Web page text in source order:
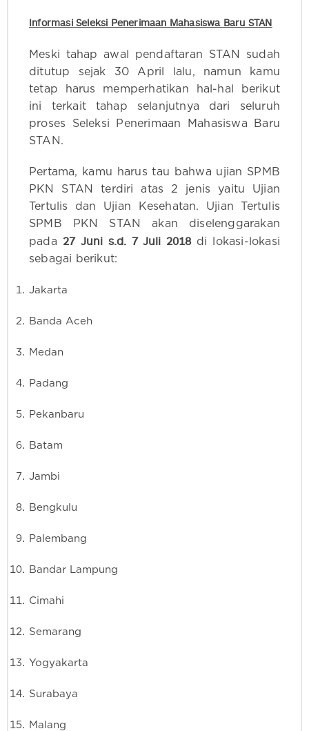
Informasi Seleksi Penerimaan Mahasiswa Baru STAN
Meski tahap awal pendaftaran STAN sudah
ditutup sejak 30 April lalu, namun kamu
tetap harus memperhatikan hal-hal berikut
ini terkait tahap selanjutnya dari seluruh
proses Seleksi Penerimaan Mahasiswa Baru
STAN.
Pertama, kamu harus tau bahwa ujian SPMB
PKN STAN terdiri atas 2 jenis yaitu Ujian
Tertulis dan Ujian Kesehatan. Ujian Tertulis
SPMB PKN STAN akan diselenggarakan
pada 27 Juni s.d. 7 Juli 2018 di lokasi-lokasi
sebagai berikut:
Jakarta
Banda Aceh
Medan
Padang
Pekanbaru
Batam
Jambi
Bengkulu
Palembang
Bandar Lampung
Cimahi
Semarang
Yogyakarta
Surabaya
Malang